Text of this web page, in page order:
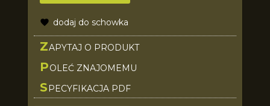
dodaj do schowka
ZAPYTAJ O PRODUKT
POLEĆ ZNAJOMEMU
S PECYFIKACJA PDF